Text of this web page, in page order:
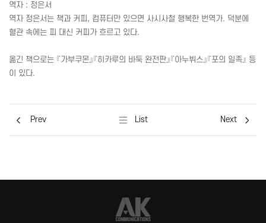
역자 : 정은서
역자 정은서는 책과 커피, 컴퓨터만 있으면 사시사철 행복한 번역가. 덕분에
혈관 속에는 피 대신 커피가 흐르고 있다.
옮긴 책으로는 『가부쿠몬』『히카루의 바둑 완전판』『아누뷔스』『포의 일족』 등
이 있다.
Prev List Next